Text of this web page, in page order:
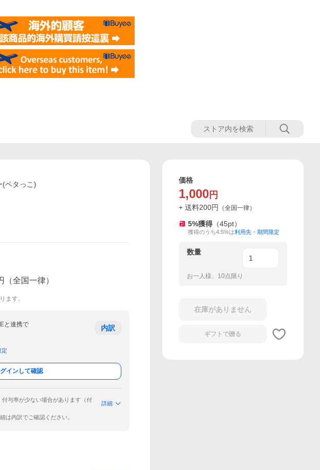
(ペタっこ)
（全国一律）
ます。
と連携で
定
内訳
インして確認
与率が少ない場合があります（付
詳細
は内訳でご確認ください。
価格
1,000 円
+ 送料200円 （全国一律）
5%獲得 （45pt）
獲得のうち4.5%は利用先・期間限定
数量
お一人様、10点限り
在庫がありません
ギフトで贈る